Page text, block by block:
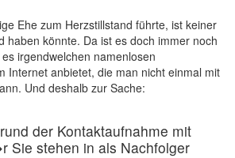
Ehe zum Herzstillstand führte, ist keiner
haben könnte. Da ist es doch immer noch
irgendwelchen namenlosen
Internet anbietet, die man nicht einmal mit
Und deshalb zur Sache:
der Kontaktaufnahme mit
Sie stehen in als Nachfolger